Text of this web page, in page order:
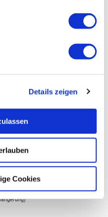
Details zeigen
Cookies
interessieren
© Zeller Land Tourismus GmbH